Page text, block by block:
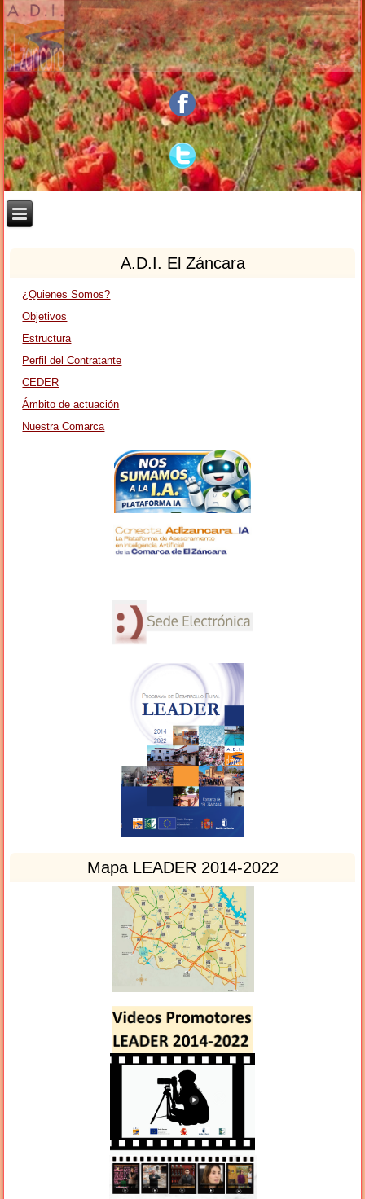
A.D.I. El Záncara
¿Quienes Somos?
Objetivos
Estructura
Perfil del Contratante
CEDER
Ámbito de actuación
Nuestra Comarca
Mapa LEADER 2014-2022